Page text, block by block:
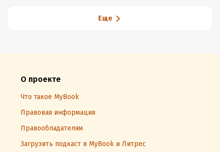
Еще
О проекте
Что такое MyBook
Правовая информация
Правообладателям
Загрузить подкаст в MyBook и Литрес